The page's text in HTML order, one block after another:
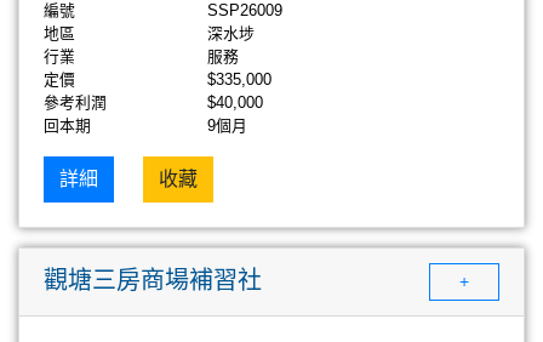
編號
SSP26009
地區
深水埗
行業
服務
定價
$335,000
參考利潤
$40,000
回本期
9個月
詳細 收藏
觀塘三房商場補習社 +